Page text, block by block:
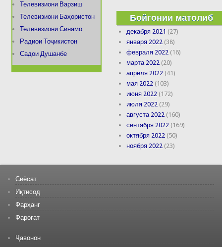
Телевизиони Варзиш
Телевизиони Баҳористон
Телевизиони Синамо
Радиои Тоҷикистон
Садои Душанбе
Бойгонии матолиб
декабря 2021 (27)
января 2022 (38)
февраля 2022 (16)
марта 2022 (20)
апреля 2022 (41)
мая 2022 (103)
июня 2022 (172)
июля 2022 (29)
августа 2022 (160)
сентября 2022 (169)
октября 2022 (50)
ноября 2022 (23)
Сиёсат
Иқтисод
Фарҳанг
Фароғат
Ҷавонон